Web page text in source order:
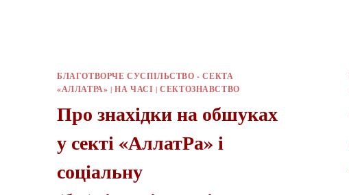
БЛАГОТВОРЧЕ СУСПІЛЬСТВО - СЕКТА
«АЛЛАТРА» |НА ЧАСІ |СЕКТОЗНАВСТВО
Про знахідки на обшуках
у секті «АллатРа» і
соціальну